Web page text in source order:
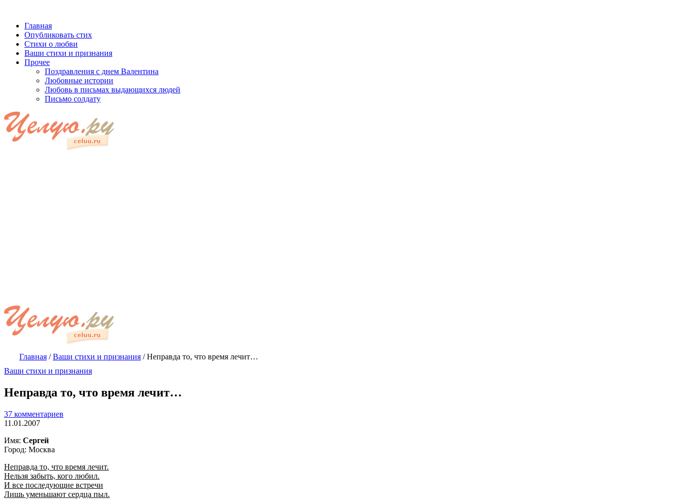
Главная
Опубликовать стих
Стихи о любви
Ваши стихи и признания
Прочее
Поздравления с днем Валентина
Любовные истории
Любовь в письмах выдающихся людей
Письмо солдату
Главная /Ваши стихи и признания /Неправда то, что время лечит…
Ваши стихи и признания
Неправда то, что время лечит…
37 комментариев
11.01.2007
Имя: Сергей
Город: Москва
Неправда то, что время лечит.
Нельзя забыть, кого любил.
И все последующие встречи
Лишь уменьшают сердца пыл.